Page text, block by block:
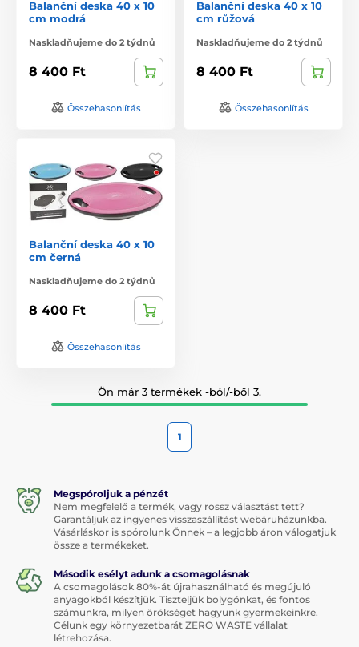
Balanční deska 40 x 10
cm modrá
Naskladňujeme do 2 týdnů
8 400 Ft
Összehasonlítás
Balanční deska 40 x 10
cm růžová
Naskladňujeme do 2 týdnů
8 400 Ft
Összehasonlítás
Balanční deska 40 x 10
cm černá
Naskladňujeme do 2 týdnů
8 400 Ft
Összehasonlítás
Ön már 3 termékek -ból/-ből 3.
1
Megspóroljuk a pénzét
Nem megfelelő a termék, vagy rossz választást tett?
Garantáljuk az ingyenes visszaszállítást webáruházunkba.
Vásárláskor is spórolunk Önnek – a legjobb áron válogatjuk
össze a termékeket.
Második esélyt adunk a csomagolásnak
A csomagolások 80%-át újrahasználható és megújuló
anyagokból készítjük. Tiszteljük bolygónkat, és fontos
számunkra, milyen örökséget hagyunk gyermekeinkre.
Célunk egy környezetbarát ZERO WASTE vállalat
létrehozása.